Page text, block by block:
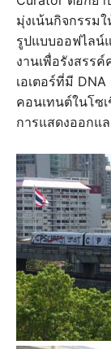
มุ่งเน้นกิจกรรม
รูปแบบออฟไลน์
งานเพื่อรังสรร
เอเตอร์ที่มี
คอนเทนต์ในโซ
การแสดงออกแ